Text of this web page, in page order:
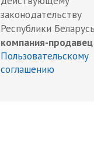
законодательству
Республики
компания-продавец
Пользовательскому
соглашению